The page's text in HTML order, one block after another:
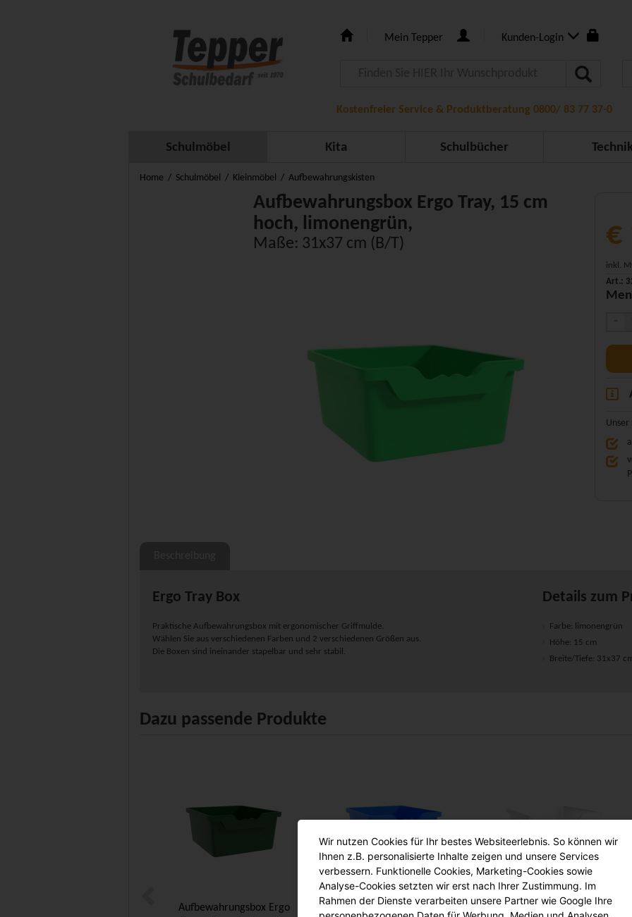
Mein Tepper Kunden-Login
Kostenfreier Service & Produktberatung 0800/ 83 77 37-0
Schulmöbel Kita Schulbücher
Home Schulmöbel Kleinmöbel Aufbewahrungskisten
Aufbewahrungsbox Ergo Tray, 15 cm
hoch, limonengrün,
Maße: 31x37 cm (B/T) €
inkl.
Art.:
Unser
Ergo Tray Box
Praktische Aufbewahrungsbox mit ergonomischer Griffmulde.
Wählen Sie aus verschiedenen Farben und 2 verschiedenen Größen aus.
Die Boxen sind ineinander stapelbar und sehr stabil.
Details zum
Farbe: limonengrün
Höhe: 15 cm
Breite/Tiefe: 31x37
Dazu passende Produkte
Aufbewahrungsbox Ergo
Aufbewahrungsbox Ergo
Aufbewahrungsbox Ergo
Wir nutzen Cookies für Ihr bestes Websiteerlebnis. So können wir
Ihnen z.B. personalisierte Inhalte zeigen und unsere Services
verbessern. Funktionelle Cookies, Marketing-Cookies sowie
Analyse-Cookies setzten wir erst nach Ihrer Zustimmung. Im
Rahmen der Dienste verarbeiten unsere Partner wie Google Ihre